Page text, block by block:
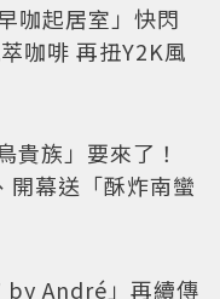
咖起居室」快閃
咖啡 再扭Y2K風
貴族」要來了！
開幕送「酥炸南蠻
by André」再續傳